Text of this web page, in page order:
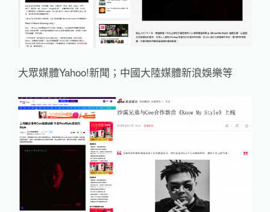
大眾媒體Yahoo!新聞；中國大陸媒體新浪娛樂等